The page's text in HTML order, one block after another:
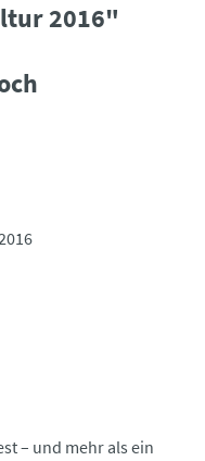
2016"
– und mehr als ein